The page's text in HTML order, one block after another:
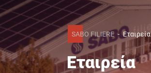
SABO FILIERE - Εταιρεία
Εταιρεία